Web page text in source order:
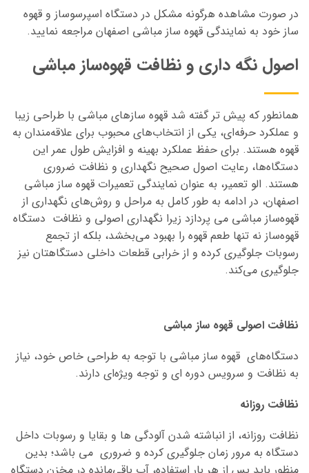
در صورت مشاهده هرگونه مشکل در دستگاه اسپرسوساز و قهوه
ساز خود به نمایندگی قهوه ساز مباشی اصفهان مراجعه نمایید.
اصول نگه داری و نظافت قهوه‌ساز مباشی
همانطور که پیش تر گفته شد قهوه‌ سازهای مباشی با طراحی زیبا
و عملکرد حرفه‌ای، یکی از انتخاب‌های محبوب برای علاقه‌مندان به
قهوه هستند. برای حفظ عملکرد بهینه و افزایش طول عمر این
دستگاه‌ها، رعایت اصول صحیح نگهداری و نظافت ضروری
هستند. الو تعمیر، به عنوان نمایندگی تعمیرات قهوه ساز مباشی
اصفهان، در ادامه به طور کامل به مراحل و روش‌های نگهداری از
قهوه‌ساز مباشی می پردازد زیرا نگهداری اصولی و نظافت دستگاه
قهوه‌ساز نه تنها طعم قهوه را بهبود می‌بخشد، بلکه از تجمع
رسوبات جلوگیری کرده و از خرابی قطعات داخلی دستگاهتان نیز
جلوگیری می‌کند.
نظافت اصولی قهوه ساز مباشی
دستگاه‌های قهوه ساز مباشی با توجه به طراحی خاص خود، نیاز
به نظافت و سرویس دوره ای و توجه ویژه‌ای دارند.
نظافت روزانه
نظافت روزانه، از انباشته شدن آلودگی ها و بقایا و رسوبات داخل
دستگاه به مرور زمان جلوگیری کرده و ضروری می باشد؛ بدین